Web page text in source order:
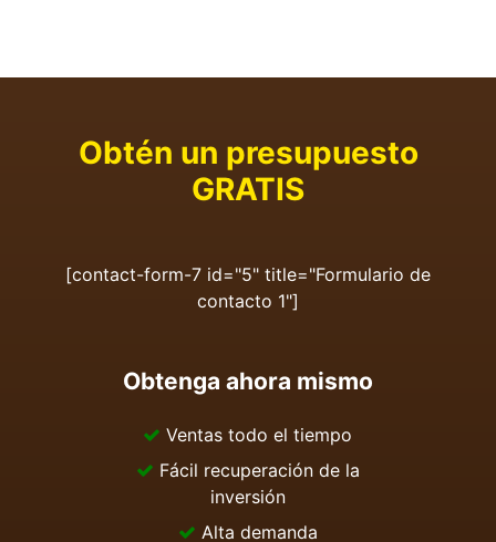
Obtén un presupuesto
GRATIS
[contact-form-7 id="5" title="Formulario de
contacto 1"]
Obtenga ahora mismo
Ventas todo el tiempo
Fácil recuperación de la
inversión
Alta demanda